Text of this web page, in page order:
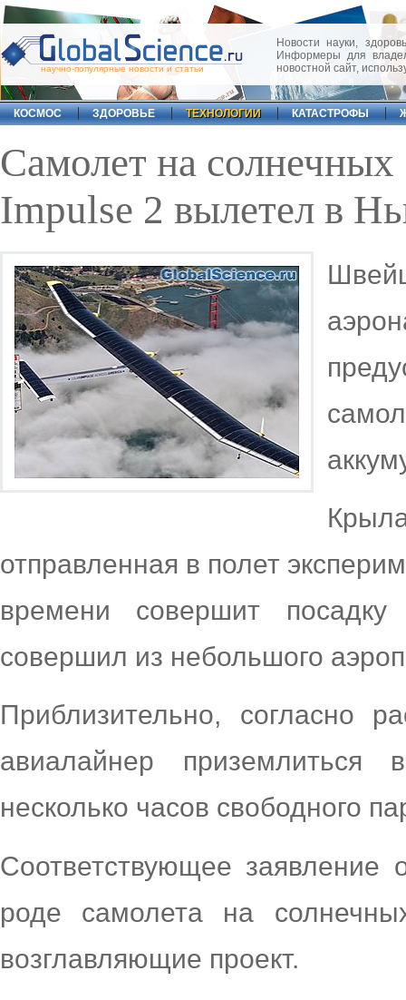
научно-популярные новости и статьи
Новости науки,
Информеры для
новостной сайт,
КОСМОС ЗДОРОВЬЕ ТЕХНОЛОГИИ КАТАСТРОФЫ
Самолет на солнечных
Impulse 2 вылетел в
отправленная в полет
времени совершит
совершил из небольшого
Приблизительно, согласно
авиалайнер приземлиться
несколько часов свободного
Соответствующее заявление
роде самолета на
возглавляющие проект.